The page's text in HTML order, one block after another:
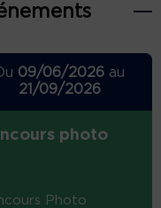
09/06/2026 au
21/09/2026
photo
Photo